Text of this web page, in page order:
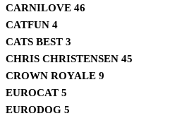
CARNILOVE 46
CATFUN 4
CATS BEST 3
CHRIS CHRISTENSEN 45
CROWN ROYALE 9
EUROCAT 5
EURODOG 5